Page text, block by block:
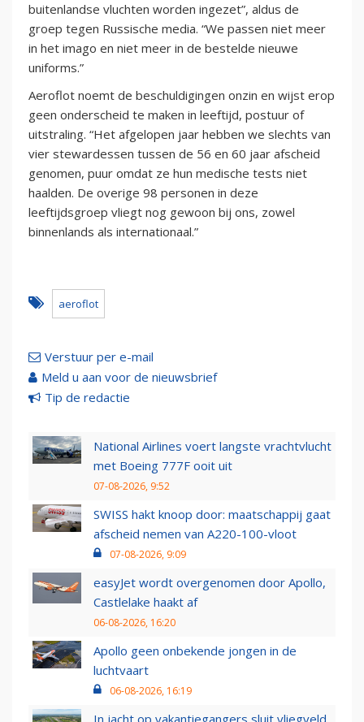
buitenlandse vluchten worden ingezet”, aldus de
groep tegen Russische media. “We passen niet meer
in het imago en niet meer in de bestelde nieuwe
uniforms.”
Aeroflot noemt de beschuldigingen onzin en wijst erop
geen onderscheid te maken in leeftijd, postuur of
uitstraling. “Het afgelopen jaar hebben we slechts van
vier stewardessen tussen de 56 en 60 jaar afscheid
genomen, puur omdat ze hun medische tests niet
haalden. De overige 98 personen in deze
leeftijdsgroep vliegt nog gewoon bij ons, zowel
binnenlands als internationaal.”
aeroflot
Verstuur per e-mail
Meld u aan voor de nieuwsbrief
Tip de redactie
National Airlines voert langste vrachtvlucht
met Boeing 777F ooit uit
07-08-2026, 9:52
SWISS hakt knoop door: maatschappij gaat
afscheid nemen van A220-100-vloot
07-08-2026, 9:09
easyJet wordt overgenomen door Apollo,
Castlelake haakt af
06-08-2026, 16:20
Apollo geen onbekende jongen in de
luchtvaart
06-08-2026, 16:19